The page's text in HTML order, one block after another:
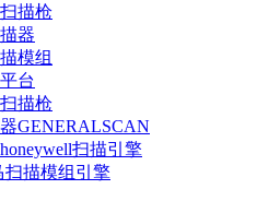
描枪
器
模组
台
描枪
GENERALSCAN
扫描引擎
扫描模组引擎